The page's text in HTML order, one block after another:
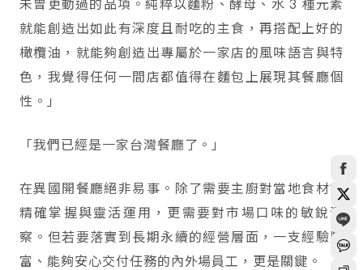
未曾更動過的品項。純粹以麵粉、酵母、水 3 種元素
就能創造出如此有深度且耐吃的主食，再搭配上好的
橄欖油，就能夠創造出專屬於一家店的風味語言與特
色，我覺得任何一間店都值得在麵包上展現其餐廳個
性。」
「我們已經是一家台灣餐廳了。」
在異國開餐廳絕非易事。除了需要主廚對當地食材的
精確掌握與靈活運用，更需要對市場口味的敏銳洞
察。但若要落實到長期永續的經營層面，一支經驗豐
富、能夠安心交付任務的內外場員工，更是關鍵。